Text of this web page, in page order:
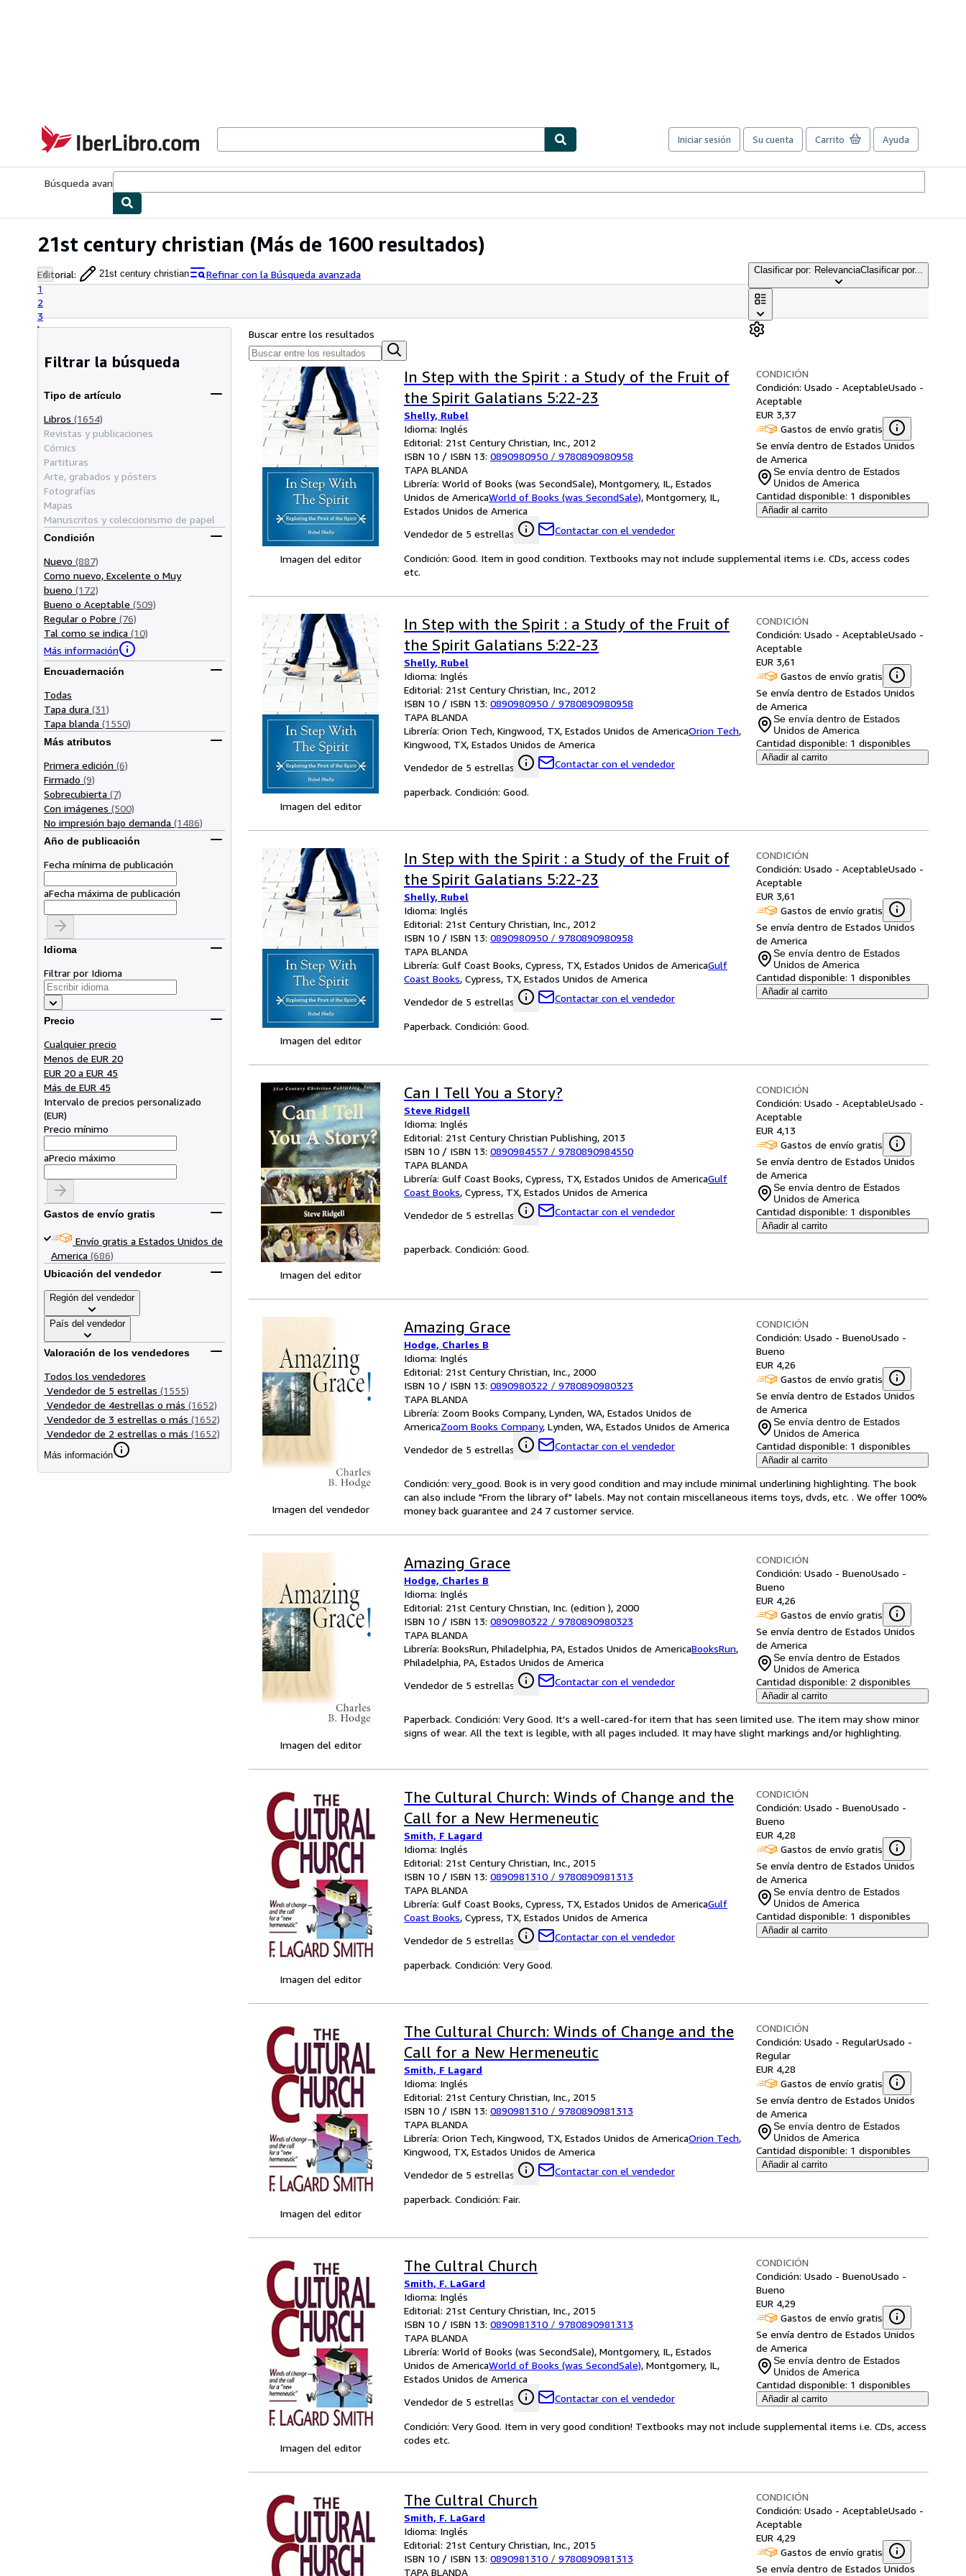
IberLibro.com
Iniciar sesión Su cuenta Carrito Ayuda
Búsqueda avanzada
21st century christian (Más de 1600 resultados)
Editorial: 21st century christian
Refinar con la Búsqueda avanzada
1
2
3
Clasificar por: RelevanciaClasificar por...
Filtrar la búsqueda
Tipo de artículo
Libros (1654)
Revistas y publicaciones
Cómics
Partituras
Arte, grabados y pósters
Fotografías
Mapas
Manuscritos y coleccionismo de papel
Condición
Nuevo (887)
Como nuevo, Excelente o Muy
bueno (172)
Bueno o Aceptable (509)
Regular o Pobre (76)
Tal como se indica (10)
Más información
Encuadernación
Todas
Tapa dura (31)
Tapa blanda (1550)
Más atributos
Primera edición (6)
Firmado (9)
Sobrecubierta (7)
Con imágenes (500)
No impresión bajo demanda (1486)
Año de publicación
Fecha mínima de publicación
aFecha máxima de publicación
Idioma
Filtrar por Idioma
Precio
Cualquier precio
Menos de EUR 20
EUR 20 a EUR 45
Más de EUR 45
Intervalo de precios personalizado
(EUR)
Precio mínimo
aPrecio máximo
Gastos de envío gratis
Envío gratis a Estados Unidos de
America (686)
Ubicación del vendedor
Región del vendedor
País del vendedor
Valoración de los vendedores
Todos los vendedores
Vendedor de 5 estrellas (1555)
Vendedor de 4estrellas o más (1652)
Vendedor de 3 estrellas o más (1652)
Vendedor de 2 estrellas o más (1652)
Más información
Buscar entre los resultados
Imagen del editor
In Step with the Spirit : a Study of the Fruit of
the Spirit Galatians 5:22-23
Shelly, Rubel
Idioma: Inglés
Editorial: 21st Century Christian, Inc., 2012
ISBN 10 / ISBN 13: 0890980950 / 9780890980958
TAPA BLANDA
Librería: World of Books (was SecondSale), Montgomery, IL, Estados
Unidos de AmericaWorld of Books (was SecondSale), Montgomery, IL,
Estados Unidos de America
Vendedor de 5 estrellas
Contactar con el vendedor
CONDICIÓN
Condición: Usado - AceptableUsado -
Aceptable
EUR 3,37
Gastos de envío gratis
Se envía dentro de Estados Unidos
de America
Se envía dentro de Estados
Unidos de America
Cantidad disponible: 1 disponibles
Añadir al carrito
Condición: Good. Item in good condition. Textbooks may not include supplemental items i.e. CDs, access codes
etc.
Imagen del editor
In Step with the Spirit : a Study of the Fruit of
the Spirit Galatians 5:22-23
Shelly, Rubel
Idioma: Inglés
Editorial: 21st Century Christian, Inc., 2012
ISBN 10 / ISBN 13: 0890980950 / 9780890980958
TAPA BLANDA
Librería: Orion Tech, Kingwood, TX, Estados Unidos de AmericaOrion Tech,
Kingwood, TX, Estados Unidos de America
Vendedor de 5 estrellas
Contactar con el vendedor
CONDICIÓN
Condición: Usado - AceptableUsado -
Aceptable
EUR 3,61
Gastos de envío gratis
Se envía dentro de Estados Unidos
de America
Se envía dentro de Estados
Unidos de America
Cantidad disponible: 1 disponibles
Añadir al carrito
paperback. Condición: Good.
Imagen del editor
In Step with the Spirit : a Study of the Fruit of
the Spirit Galatians 5:22-23
Shelly, Rubel
Idioma: Inglés
Editorial: 21st Century Christian, Inc., 2012
ISBN 10 / ISBN 13: 0890980950 / 9780890980958
TAPA BLANDA
Librería: Gulf Coast Books, Cypress, TX, Estados Unidos de AmericaGulf
Coast Books, Cypress, TX, Estados Unidos de America
Vendedor de 5 estrellas
Contactar con el vendedor
CONDICIÓN
Condición: Usado - AceptableUsado -
Aceptable
EUR 3,61
Gastos de envío gratis
Se envía dentro de Estados Unidos
de America
Se envía dentro de Estados
Unidos de America
Cantidad disponible: 1 disponibles
Añadir al carrito
Paperback. Condición: Good.
Imagen del editor
Can I Tell You a Story?
Steve Ridgell
Idioma: Inglés
Editorial: 21st Century Christian Publishing, 2013
ISBN 10 / ISBN 13: 0890984557 / 9780890984550
TAPA BLANDA
Librería: Gulf Coast Books, Cypress, TX, Estados Unidos de AmericaGulf
Coast Books, Cypress, TX, Estados Unidos de America
Vendedor de 5 estrellas
Contactar con el vendedor
CONDICIÓN
Condición: Usado - AceptableUsado -
Aceptable
EUR 4,13
Gastos de envío gratis
Se envía dentro de Estados Unidos
de America
Se envía dentro de Estados
Unidos de America
Cantidad disponible: 1 disponibles
Añadir al carrito
paperback. Condición: Good.
Imagen del vendedor
Amazing Grace
Hodge, Charles B
Idioma: Inglés
Editorial: 21st Century Christian, Inc., 2000
ISBN 10 / ISBN 13: 0890980322 / 9780890980323
TAPA BLANDA
Librería: Zoom Books Company, Lynden, WA, Estados Unidos de
AmericaZoom Books Company, Lynden, WA, Estados Unidos de America
Vendedor de 5 estrellas
Contactar con el vendedor
CONDICIÓN
Condición: Usado - BuenoUsado -
Bueno
EUR 4,26
Gastos de envío gratis
Se envía dentro de Estados Unidos
de America
Se envía dentro de Estados
Unidos de America
Cantidad disponible: 1 disponibles
Añadir al carrito
Condición: very_good. Book is in very good condition and may include minimal underlining highlighting. The book
can also include "From the library of" labels. May not contain miscellaneous items toys, dvds, etc. . We offer 100%
money back guarantee and 24 7 customer service.
Imagen del editor
Amazing Grace
Hodge, Charles B
Idioma: Inglés
Editorial: 21st Century Christian, Inc. (edition ), 2000
ISBN 10 / ISBN 13: 0890980322 / 9780890980323
TAPA BLANDA
Librería: BooksRun, Philadelphia, PA, Estados Unidos de AmericaBooksRun,
Philadelphia, PA, Estados Unidos de America
Vendedor de 5 estrellas
Contactar con el vendedor
CONDICIÓN
Condición: Usado - BuenoUsado -
Bueno
EUR 4,26
Gastos de envío gratis
Se envía dentro de Estados Unidos
de America
Se envía dentro de Estados
Unidos de America
Cantidad disponible: 2 disponibles
Añadir al carrito
Paperback. Condición: Very Good. It's a well-cared-for item that has seen limited use. The item may show minor
signs of wear. All the text is legible, with all pages included. It may have slight markings and/or highlighting.
Imagen del editor
The Cultural Church: Winds of Change and the
Call for a New Hermeneutic
Smith, F Lagard
Idioma: Inglés
Editorial: 21st Century Christian, Inc., 2015
ISBN 10 / ISBN 13: 0890981310 / 9780890981313
TAPA BLANDA
Librería: Gulf Coast Books, Cypress, TX, Estados Unidos de AmericaGulf
Coast Books, Cypress, TX, Estados Unidos de America
Vendedor de 5 estrellas
Contactar con el vendedor
CONDICIÓN
Condición: Usado - BuenoUsado -
Bueno
EUR 4,28
Gastos de envío gratis
Se envía dentro de Estados Unidos
de America
Se envía dentro de Estados
Unidos de America
Cantidad disponible: 1 disponibles
Añadir al carrito
paperback. Condición: Very Good.
Imagen del editor
The Cultural Church: Winds of Change and the
Call for a New Hermeneutic
Smith, F Lagard
Idioma: Inglés
Editorial: 21st Century Christian, Inc., 2015
ISBN 10 / ISBN 13: 0890981310 / 9780890981313
TAPA BLANDA
Librería: Orion Tech, Kingwood, TX, Estados Unidos de AmericaOrion Tech,
Kingwood, TX, Estados Unidos de America
Vendedor de 5 estrellas
Contactar con el vendedor
CONDICIÓN
Condición: Usado - RegularUsado -
Regular
EUR 4,28
Gastos de envío gratis
Se envía dentro de Estados Unidos
de America
Se envía dentro de Estados
Unidos de America
Cantidad disponible: 1 disponibles
Añadir al carrito
paperback. Condición: Fair.
Imagen del editor
The Cultral Church
Smith, F. LaGard
Idioma: Inglés
Editorial: 21st Century Christian, Inc., 2015
ISBN 10 / ISBN 13: 0890981310 / 9780890981313
TAPA BLANDA
Librería: World of Books (was SecondSale), Montgomery, IL, Estados
Unidos de AmericaWorld of Books (was SecondSale), Montgomery, IL,
Estados Unidos de America
Vendedor de 5 estrellas
Contactar con el vendedor
CONDICIÓN
Condición: Usado - BuenoUsado -
Bueno
EUR 4,29
Gastos de envío gratis
Se envía dentro de Estados Unidos
de America
Se envía dentro de Estados
Unidos de America
Cantidad disponible: 1 disponibles
Añadir al carrito
Condición: Very Good. Item in very good condition! Textbooks may not include supplemental items i.e. CDs, access
codes etc.
The Cultral Church
Smith, F. LaGard
Idioma: Inglés
Editorial: 21st Century Christian, Inc., 2015
ISBN 10 / ISBN 13: 0890981310 / 9780890981313
TAPA BLANDA
CONDICIÓN
Condición: Usado - AceptableUsado -
Aceptable
EUR 4,29
Gastos de envío gratis
Se envía dentro de Estados Unidos